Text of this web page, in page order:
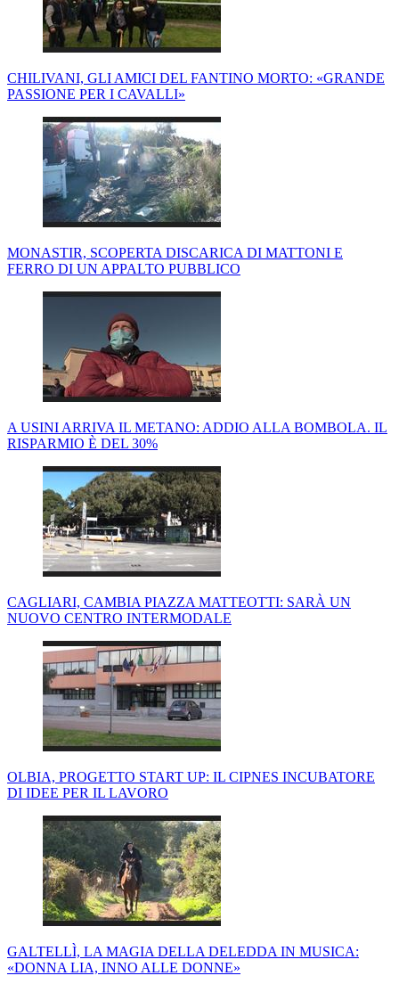
CHILIVANI, GLI AMICI DEL FANTINO MORTO: «GRANDE
PASSIONE PER I CAVALLI»
MONASTIR, SCOPERTA DISCARICA DI MATTONI E
FERRO DI UN APPALTO PUBBLICO
A USINI ARRIVA IL METANO: ADDIO ALLA BOMBOLA. IL
RISPARMIO È DEL 30%
CAGLIARI, CAMBIA PIAZZA MATTEOTTI: SARÀ UN
NUOVO CENTRO INTERMODALE
OLBIA, PROGETTO START UP: IL CIPNES INCUBATORE
DI IDEE PER IL LAVORO
GALTELLÌ, LA MAGIA DELLA DELEDDA IN MUSICA:
«DONNA LIA, INNO ALLE DONNE»